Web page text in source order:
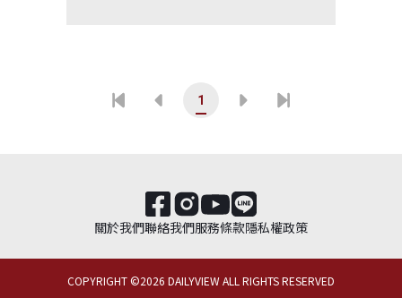
1
關於我們聯絡我們服務條款隱私權政策
COPYRIGHT ©2026 DAILYVIEW ALL RIGHTS RESERVED